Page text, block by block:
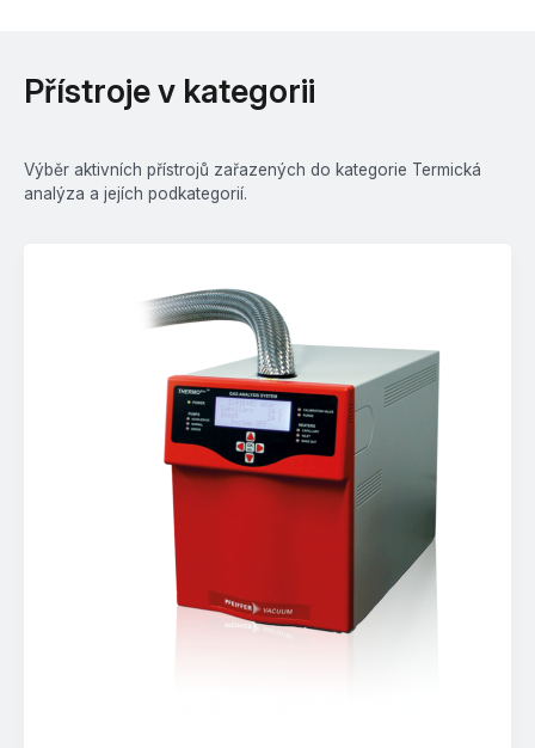
Přístroje v kategorii
Výběr aktivních přístrojů zařazených do kategorie Termická
analýza a jejích podkategorií.